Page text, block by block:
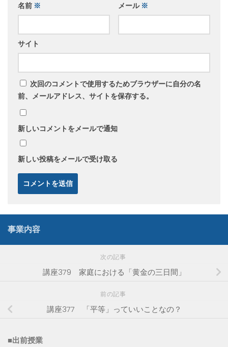
名前 ※ メール ※
サイト
次回のコメントで使用するためブラウザーに自分の名
前、メールアドレス、サイトを保存する。
新しいコメントをメールで通知
新しい投稿をメールで受け取る
事業内容
次の記事
講座379 家庭における「黄金の三日間」
前の記事
講座377 「平等」っていいことなの？
■出前授業